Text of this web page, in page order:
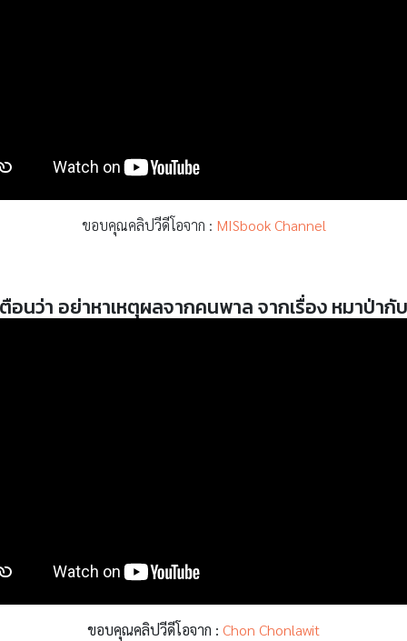
ขอบคุณคลิปวีดีโอจาก : MISbook Channel
อนว่า อย่าหาเหตุผลจากคนพาล จากเรื่อง หมาป่ากั
ขอบคุณคลิปวีดีโอจาก : Chon Chonlawit